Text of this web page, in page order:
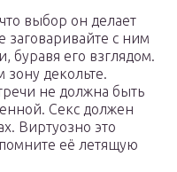
выбор он делает
заговаривайте с ним
буравя его взглядом.
декольте.
не должна быть
Секс должен
Виртуозно это
её летящую